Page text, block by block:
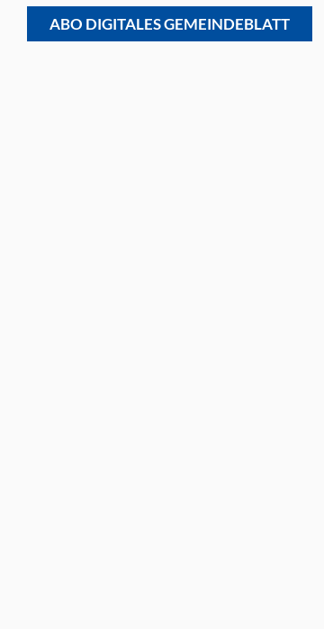
ABO DIGITALES GEMEINDEBLATT